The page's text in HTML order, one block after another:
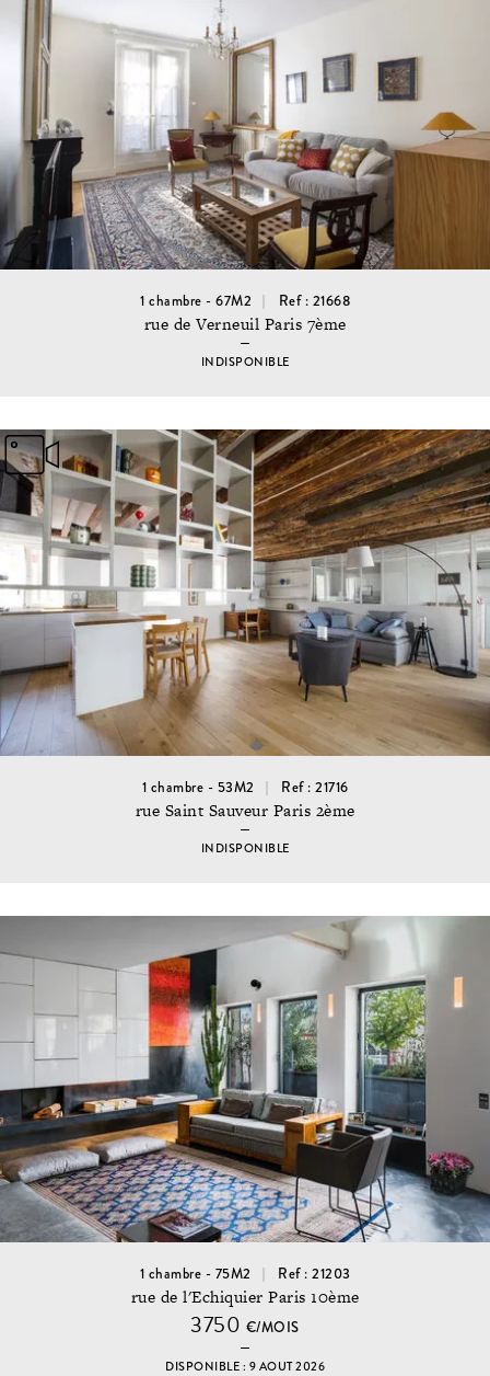
1 chambre - 67M2 Ref : 21668
rue de Verneuil Paris 7ème
INDISPONIBLE
1 chambre - 53M2 Ref : 21716
rue Saint Sauveur Paris 2ème
INDISPONIBLE
1 chambre - 75M2 Ref : 21203
rue de l'Echiquier Paris 10ème
3750 €/MOIS
DISPONIBLE : 9 AOUT 2026